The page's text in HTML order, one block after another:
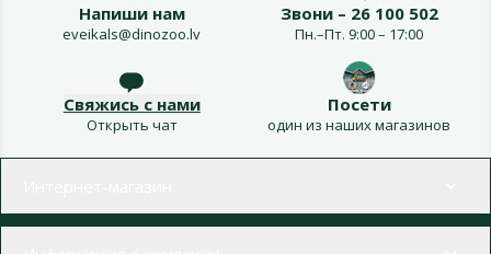
Напиши нам
eveikals@dinozoo.lv
Звони – 26 100 502
Пн.–Пт. 9:00 – 17:00
Свяжись с нами
Открыть чат
Посети
один из наших магазинов